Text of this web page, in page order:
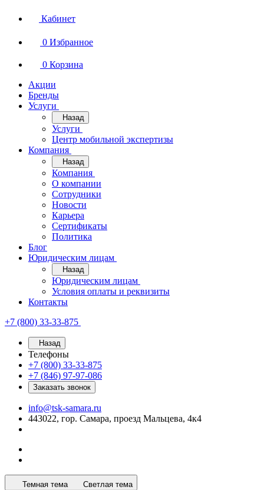
Кабинет
0 Избранное
0 Корзина
Акции
Бренды
Услуги
Назад
Услуги
Центр мобильной экспертизы
Компания
Назад
Компания
О компании
Сотрудники
Новости
Карьера
Сертификаты
Политика
Блог
Юридическим лицам
Назад
Юридическим лицам
Условия оплаты и реквизиты
Контакты
+7 (800) 33-33-875
Назад
Телефоны
+7 (800) 33-33-875
+7 (846) 97-97-086
Заказать звонок
info@tsk-samara.ru
443022, гор. Самара, проезд Мальцева, 4к4
Темная тема Светлая тема